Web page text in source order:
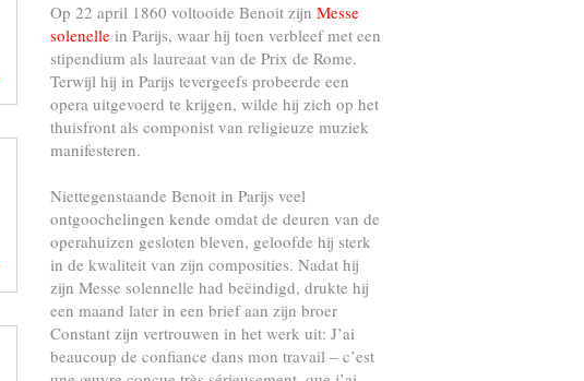
Op 22 april 1860 voltooide Benoit zijn Messe
solenelle in Parijs, waar hij toen verbleef met een
stipendium als laureaat van de Prix de Rome.
Terwijl hij in Parijs tevergeefs probeerde een
opera uitgevoerd te krijgen, wilde hij zich op het
thuisfront als componist van religieuze muziek
manifesteren.
Niettegenstaande Benoit in Parijs veel
ontgoochelingen kende omdat de deuren van de
operahuizen gesloten bleven, geloofde hij sterk
in de kwaliteit van zijn composities. Nadat hij
zijn Messe solennelle had beëindigd, drukte hij
een maand later in een brief aan zijn broer
Constant zijn vertrouwen in het werk uit: J’ai
beaucoup de confiance dans mon travail – c’est